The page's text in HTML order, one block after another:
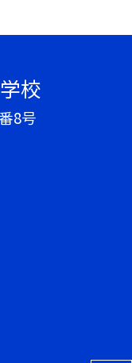
校
8号